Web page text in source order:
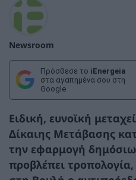
Newsroom
Πρόσθεσε το iEnergeia
στα αγαπημένα σου στη
Google
Ειδική, ευνοϊκή
Δίκαιης Μετάβασης
την εφαρμογή
προβλέπει